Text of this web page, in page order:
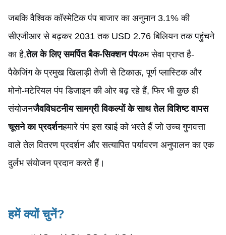
जबकि वैश्विक कॉस्मेटिक पंप बाजार का अनुमान 3.1% की
सीएजीआर से बढ़कर 2031 तक USD 2.76 बिलियन तक पहुंचने
का है,तेल के लिए समर्पित बैक-सिक्शन पंपकम सेवा प्राप्त है-
पैकेजिंग के प्रमुख खिलाड़ी तेजी से टिकाऊ, पूर्ण प्लास्टिक और
मोनो-मटेरियल पंप डिजाइन की ओर बढ़ रहे हैं, फिर भी कुछ ही
संयोजनजैवविघटनीय सामग्री विकल्पों के साथ तेल विशिष्ट वापस
चूसने का प्रदर्शनहमारे पंप इस खाई को भरते हैं जो उच्च गुणवत्ता
वाले तेल वितरण प्रदर्शन और सत्यापित पर्यावरण अनुपालन का एक
दुर्लभ संयोजन प्रदान करते हैं।
हमें क्यों चुनें?